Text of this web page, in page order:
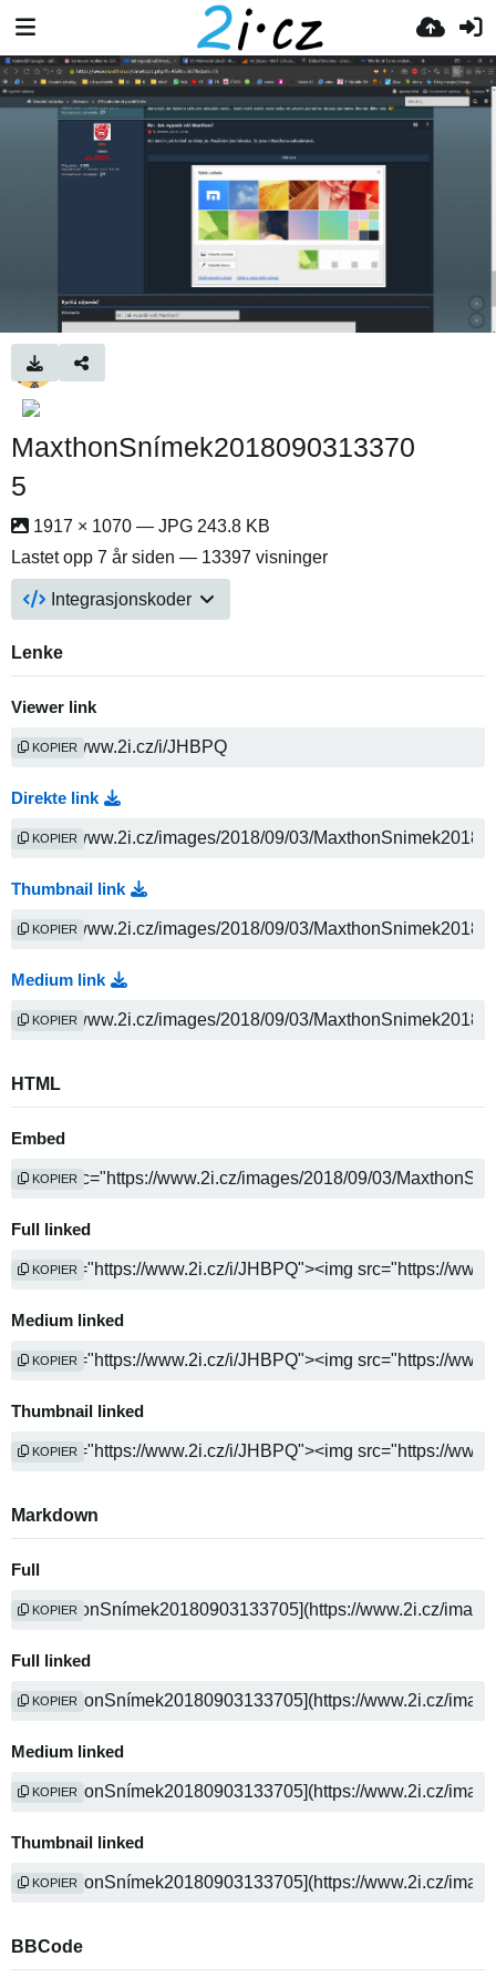
MaxthonSnímek2018090313370
5
1917 × 1070 — JPG 243.8 KB
Lastet opp 7 år siden — 13397 visninger
Integrasjonskoder
Lenke
Viewer link
KOPIER
Direkte link
KOPIER
Thumbnail link
KOPIER
Medium link
KOPIER
HTML
Embed
KOPIER
Full linked
KOPIER
Medium linked
KOPIER
Thumbnail linked
KOPIER
Markdown
Full
KOPIER
Full linked
KOPIER
Medium linked
KOPIER
Thumbnail linked
KOPIER
BBCode